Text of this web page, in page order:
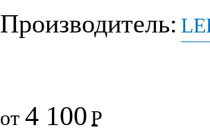
Производитель:
от 4 100Р